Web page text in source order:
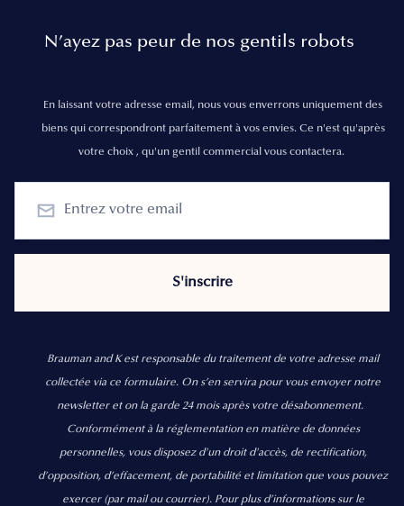
N’ayez pas peur de nos gentils robots
En laissant votre adresse email, nous vous enverrons uniquement des
biens qui correspondront parfaitement à vos envies. Ce n'est qu'après
votre choix , qu'un gentil commercial vous contactera.
Brauman and K est responsable du traitement de votre adresse mail
collectée via ce formulaire. On s’en servira pour vous envoyer notre
newsletter et on la garde 24 mois après votre désabonnement.
Conformément à la réglementation en matière de données
personnelles, vous disposez d'un droit d'accès, de rectification,
d’opposition, d’effacement, de portabilité et limitation que vous pouvez
exercer (par mail ou courrier). Pour plus d’informations sur le